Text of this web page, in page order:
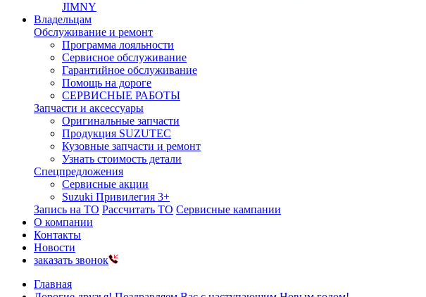
JIMNY
Владельцам
Обслуживание и ремонт
Программа лояльности
Сервисное обслуживание
Гарантийное обслуживание
Помощь на дороге
СЕРВИСНЫЕ РАБОТЫ
Запчасти и аксессуары
Оригинальные запчасти
Продукция SUZUTEC
Кузовные запчасти и ремонт
Узнать стоимость детали
Спецпредложения
Сервисные акции
Suzuki Привилегия 3+
Запись на ТО Рассчитать ТО Сервисные кампании
О компании
Контакты
Новости
заказать звонок
Главная